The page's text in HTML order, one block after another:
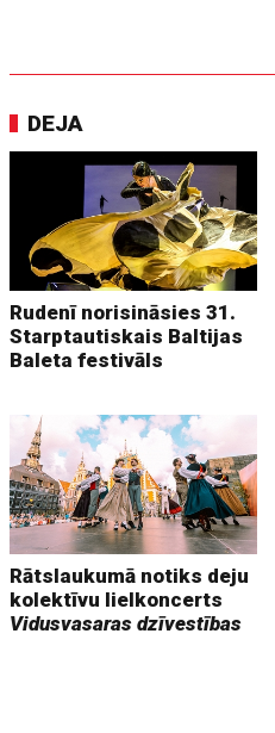
DEJA
Rudenī norisināsies 31.
Starptautiskais Baltijas
Baleta festivāls
Rātslaukumā notiks deju
kolektīvu lielkoncerts
Vidusvasaras dzīvestības